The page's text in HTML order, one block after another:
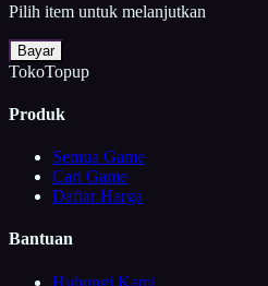
Pilih item untuk melanjutkan
Bayar
TokoTopup
Produk
Semua Game
Cari Game
Daftar Harga
Bantuan
Hubungi Kami